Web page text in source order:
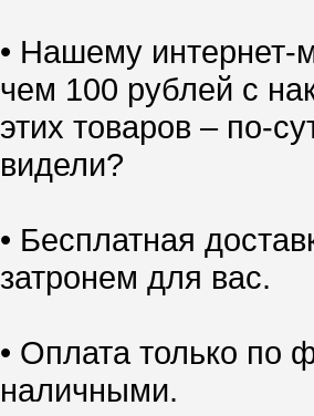
• Нашему интернет-
чем 100 рублей с
этих товаров – по-
видели?
• Бесплатная
затронем для вас.
• Оплата только по
наличными.